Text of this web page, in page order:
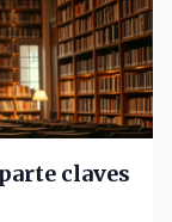
claves